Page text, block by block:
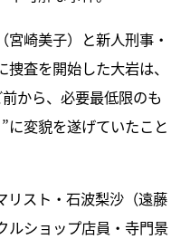
崎美子）と新人刑事・
査を開始した大岩は、
から、必要最低限のも
に変貌を遂げていたこと
リスト・石波梨沙（遠藤
ルショップ店員・寺門景